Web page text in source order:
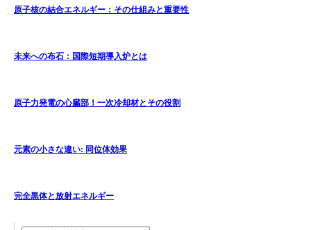
原子核の結合エネルギー：その仕組みと重要性
未来への布石：国際短期導入炉とは
原子力発電の心臓部！一次冷却材とその役割
元素の小さな違い: 同位体効果
完全黒体と放射エネルギー